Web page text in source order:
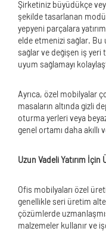
Şirketiniz büyüdükçe
şekilde tasarlanan
yepyeni parçalara
elde etmenizi sağlar.
sağlar ve değişen iş
uyum sağlamayı
Ayrıca, özel mobilyalar
masaların altında gizli
oturma yerleri veya
genel ortamı daha
Uzun Vadeli Yatırım İçin
Ofis mobilyaları özel
genellikle seri üretim
çözümlerde
malzemeler kullanır ve